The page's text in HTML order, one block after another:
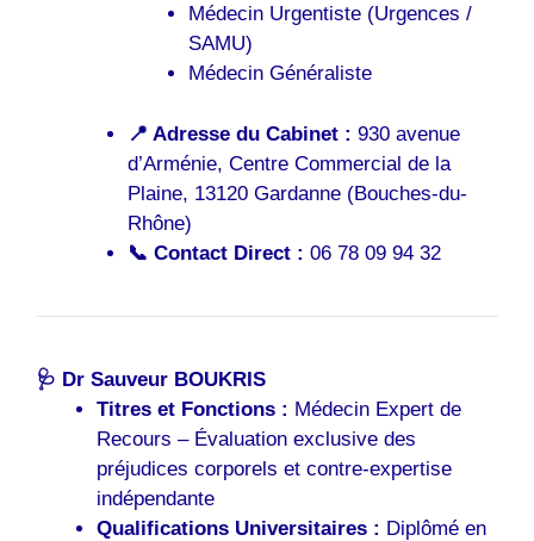
Médecin Urgentiste (Urgences /
SAMU)
Médecin Généraliste
📍 Adresse du Cabinet : 930 avenue
d’Arménie, Centre Commercial de la
Plaine, 13120 Gardanne (Bouches-du-
Rhône)
📞 Contact Direct : 06 78 09 94 32
🩺 Dr Sauveur BOUKRIS
Titres et Fonctions : Médecin Expert de
Recours – Évaluation exclusive des
préjudices corporels et contre-expertise
indépendante
Qualifications Universitaires : Diplômé en